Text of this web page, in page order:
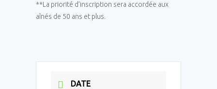
**La priorité d’inscription sera accordée aux
aînés de 50 ans et plus.
DATE